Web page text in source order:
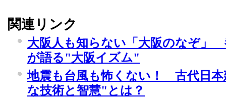
関連リンク
大阪人も知らない「大阪のなぞ」
が語る"大阪イズム"
地震も台風も怖くない！ 古代日
な技術と智慧"とは？